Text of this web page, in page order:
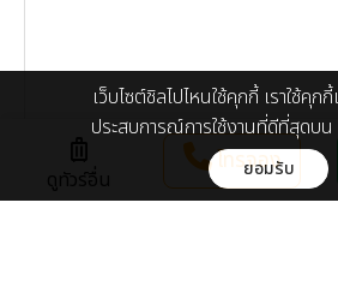
luggage
ดูทัวร์อื่น
โทรจอง
เว็บไซต์ชิลไปไหนใช้คุกกี้ เราใช้คุก
ประสบการณ์การใช้งานที่ดีที่สุดบน
ยอมรับ